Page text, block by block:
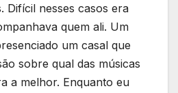
Difícil nesses casos era
quem ali. Um
um casal que
sobre qual das músicas
a melhor. Enquanto eu